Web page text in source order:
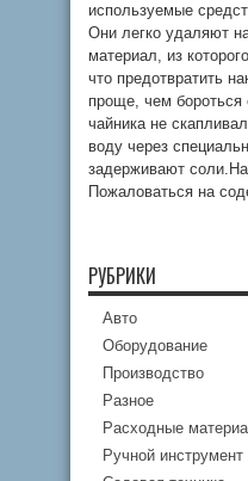
используемые
Они легко удаляют
материал, из
что предотвратить
проще, чем бороться
чайника не
воду через
задерживают
Пожаловаться на
РУБРИКИ
Авто
Оборудование
Производство
Разное
Расходные
Ручной инструмент